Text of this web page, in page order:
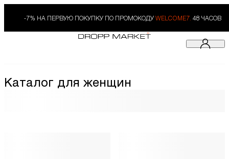
-7% НА ПЕРВУЮ ПОКУПКУ ПО ПРОМОКОДУ WELCOME7. 48 ЧАСОВ
Каталог для женщин